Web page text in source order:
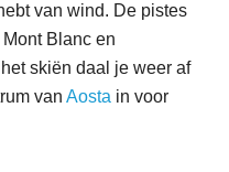
van wind. De pistes
Blanc en
skiën daal je weer af
van Aosta in voor